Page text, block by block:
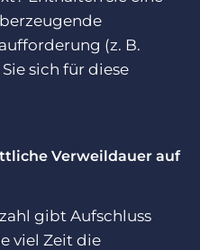
(z. B.
sich für diese
Verweildauer auf
gibt Aufschluss
viel Zeit die